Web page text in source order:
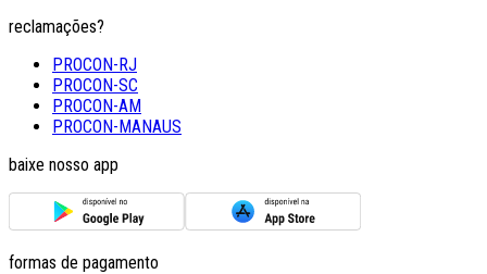
reclamações?
PROCON-RJ
PROCON-SC
PROCON-AM
PROCON-MANAUS
baixe nosso app
formas de pagamento